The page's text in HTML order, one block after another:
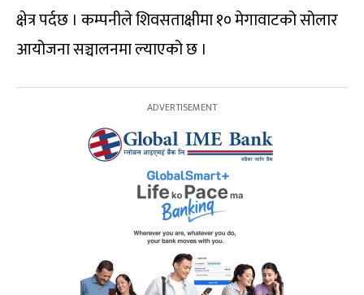
क्षेत्र पर्दछ । कम्पनीले शिवसताक्षीमा १० मेगावाटको सोलार
आयोजना सञ्चालनमा ल्याएको छ ।